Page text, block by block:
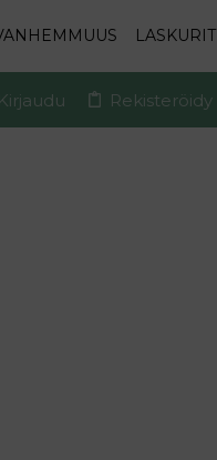
LASKURIT
Kirjaudu Rekisteröidy